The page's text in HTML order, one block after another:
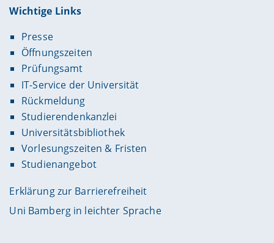
Wichtige Links
Presse
Öffnungszeiten
Prüfungsamt
IT-Service der Universität
Rückmeldung
Studierendenkanzlei
Universitätsbibliothek
Vorlesungszeiten & Fristen
Studienangebot
Erklärung zur Barrierefreiheit
Uni Bamberg in leichter Sprache